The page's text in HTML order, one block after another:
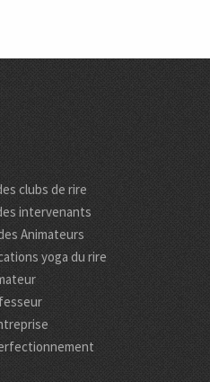
clubs de rire
intervenants
Animateurs
yoga du rire